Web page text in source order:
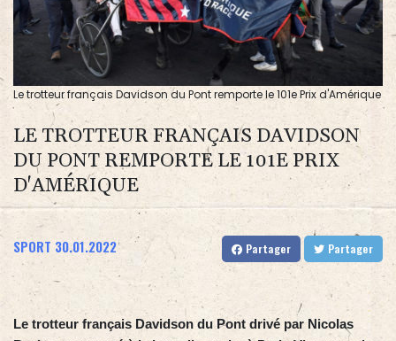
Le trotteur français Davidson du Pont remporte le 101e Prix d'Amérique
LE TROTTEUR FRANÇAIS DAVIDSON
DU PONT REMPORTE LE 101E PRIX
D'AMÉRIQUE
SPORT 30.01.2022 Partager Partager
Le trotteur français Davidson du Pont drivé par Nicolas